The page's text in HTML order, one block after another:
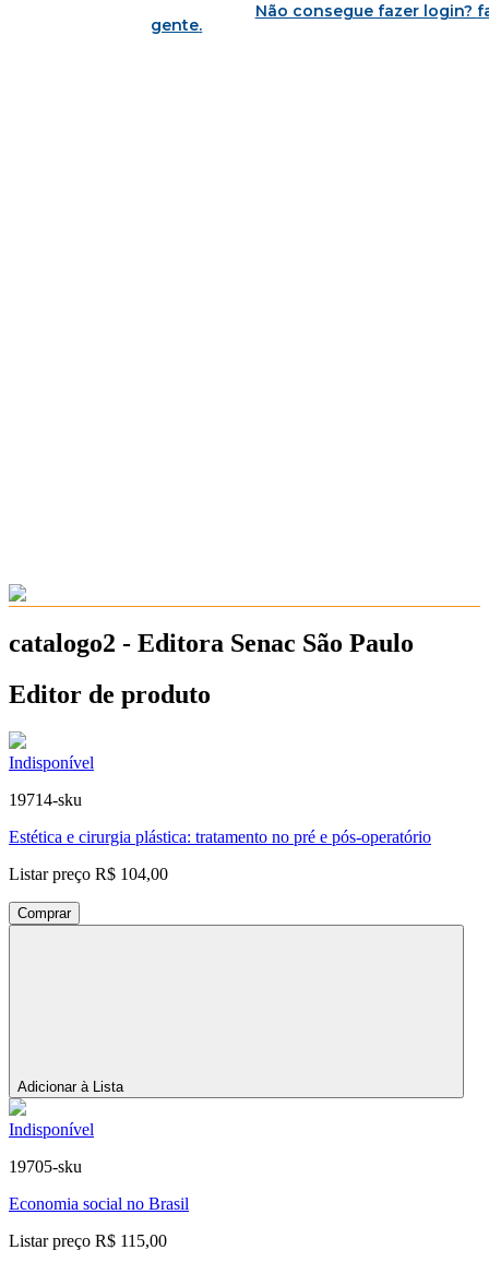
Não consegue fazer login?
gente.
catalogo2 - Editora Senac São Paulo
Editor de produto
Indisponível
19714-sku
Estética e cirurgia plástica: tratamento no pré e pós-operatório
Listar preço R$ 104,00
Comprar
Adicionar à Lista
Indisponível
19705-sku
Economia social no Brasil
Listar preço R$ 115,00